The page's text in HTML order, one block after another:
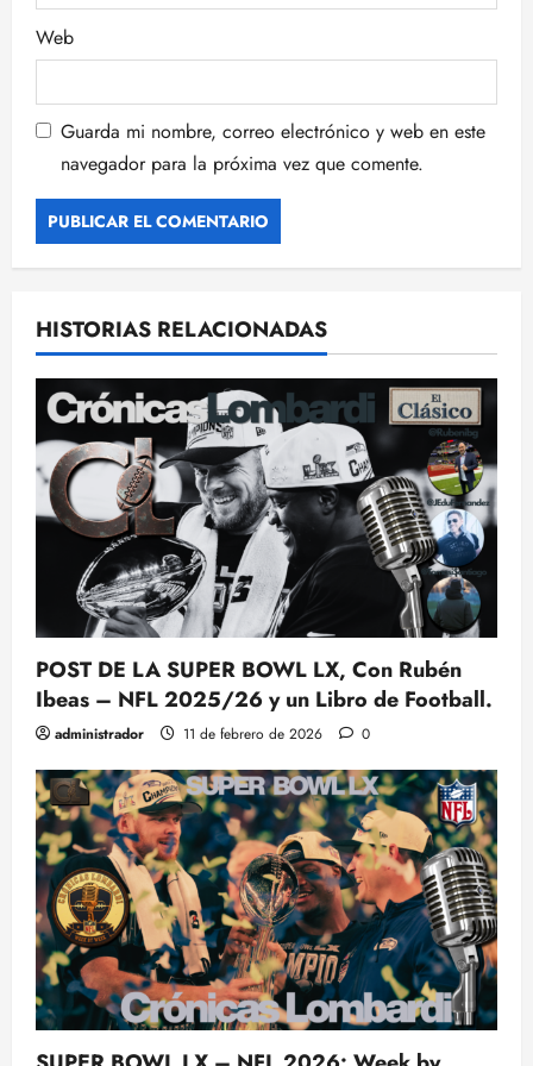
s
Web
Guarda mi nombre, correo electrónico y web en este
navegador para la próxima vez que comente.
HISTORIAS RELACIONADAS
POST DE LA SUPER BOWL LX, Con Rubén
Ibeas – NFL 2025/26 y un Libro de Football.
administrador 11 de febrero de 2026 0